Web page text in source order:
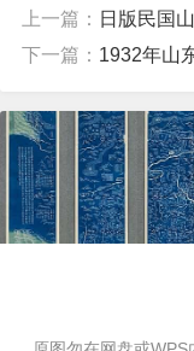
上一篇： 日版民国
下一篇： 1932年山